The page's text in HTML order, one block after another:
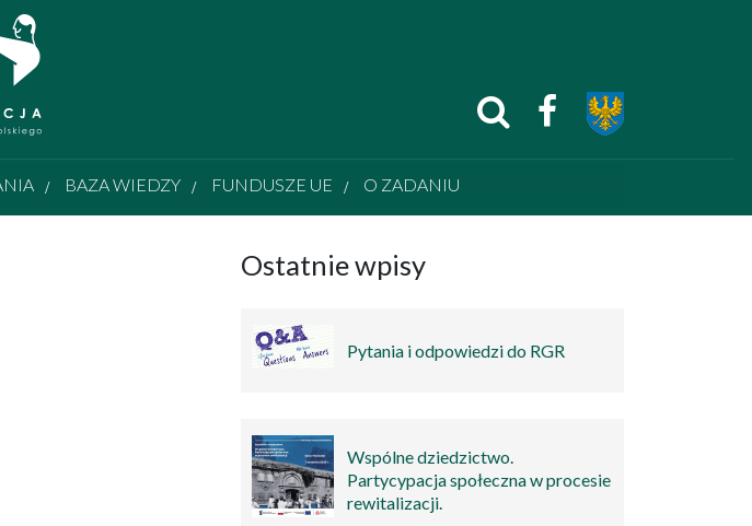
BAZA WIEDZY FUNDUSZE UE O ZADANIU
Ostatnie wpisy
Pytania i odpowiedzi do RGR
Wspólne dziedzictwo.
Partycypacja społeczna w procesie
rewitalizacji.